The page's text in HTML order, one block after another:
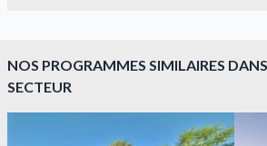
NOS PROGRAMMES SIMILAIRES
SECTEUR